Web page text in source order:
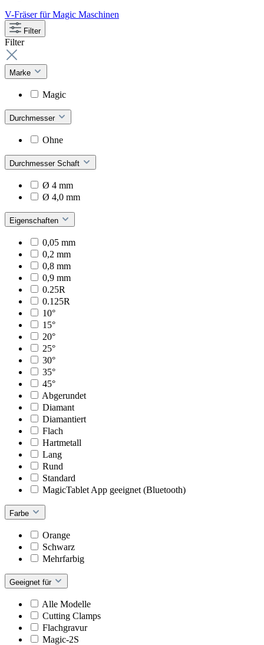
V-Fräser für Magic Maschinen
Filter
Filter
Marke
Magic
Durchmesser
Ohne
Durchmesser Schaft
Ø 4 mm
Ø 4,0 mm
Eigenschaften
0,05 mm
0,2 mm
0,8 mm
0,9 mm
0.25R
0.125R
10°
15°
20°
25°
30°
35°
45°
Abgerundet
Diamant
Diamantiert
Flach
Hartmetall
Lang
Rund
Standard
MagicTablet App geeignet (Bluetooth)
Farbe
Orange
Schwarz
Mehrfarbig
Geeignet für
Alle Modelle
Cutting Clamps
Flachgravur
Magic-2S